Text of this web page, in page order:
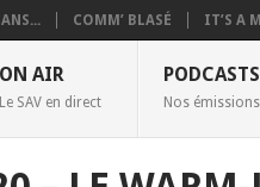
COMM’ BLASÉ IT’S A
ON AIR
Le SAV en direct
PODCASTS
Nos émissions